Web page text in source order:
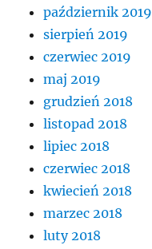
październik 2019
sierpień 2019
czerwiec 2019
maj 2019
grudzień 2018
listopad 2018
lipiec 2018
czerwiec 2018
kwiecień 2018
marzec 2018
luty 2018